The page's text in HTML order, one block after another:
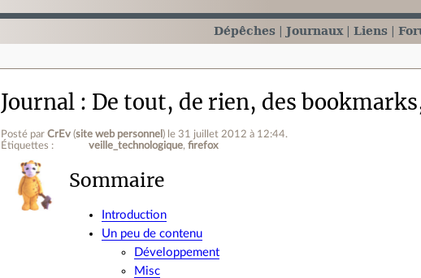
Dépêches Journaux Liens
Journal De tout, de rien, des
Posté parCrEv (site web personnel ) le 31 juillet 2012 à 12:44.
Étiquettes :
veille_technologique firefox
Sommaire
Introduction
Un peu de contenu
Développement
Misc